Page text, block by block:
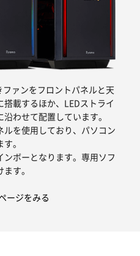
ァンをフロントパネルと天
載するほか、LEDストライ
わせて配置しています。
を使用しており、パソコン
。
ボーとなります。専用ソフ
す。
ージをみる